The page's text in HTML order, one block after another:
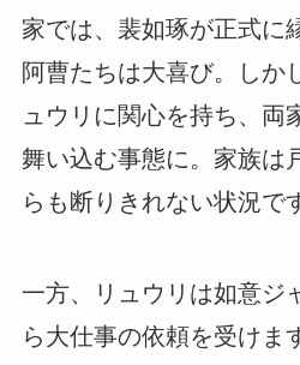
家では、裴如琢が正式に
阿曹たちは大喜び。しか
ュウリに関心を持ち、両
舞い込む事態に。家族は
らも断りきれない状況で
一方、リュウリは如意ジ
ら大仕事の依頼を受けま